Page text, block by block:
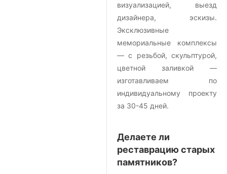
визуализацией, выезд
дизайнера, эскизы.
Эксклюзивные
мемориальные комплексы
— с резьбой, скульптурой,
цветной заливкой —
изготавливаем по
индивидуальному проекту
за 30-45 дней.
Делаете ли
реставрацию старых
памятников?